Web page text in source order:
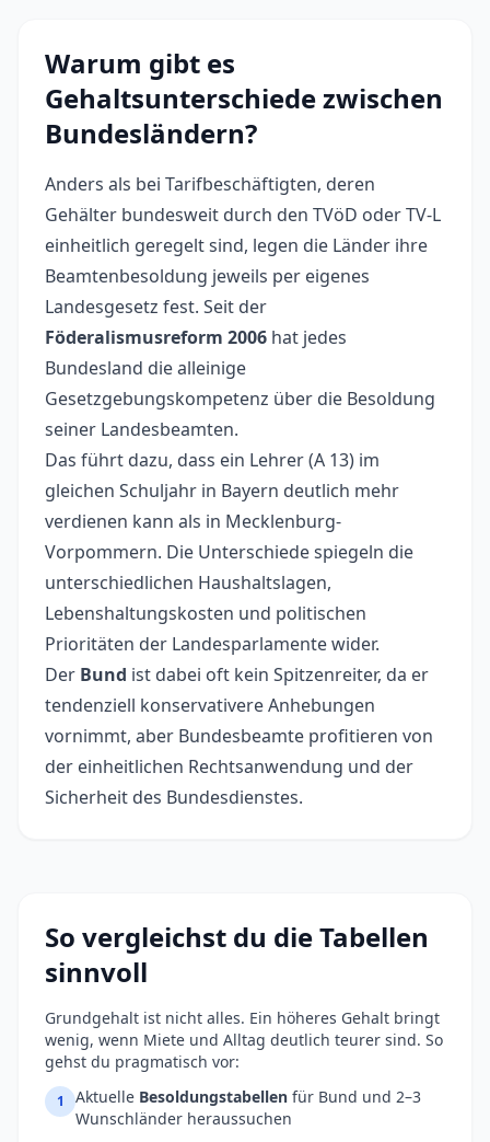
Warum gibt es
Gehaltsunterschiede zwischen
Bundesländern?
Anders als bei Tarifbeschäftigten, deren
Gehälter bundesweit durch den TVöD oder TV-L
einheitlich geregelt sind, legen die Länder ihre
Beamtenbesoldung jeweils per eigenes
Landesgesetz fest. Seit der
Föderalismusreform 2006 hat jedes
Bundesland die alleinige
Gesetzgebungskompetenz über die Besoldung
seiner Landesbeamten.
Das führt dazu, dass ein Lehrer (A 13) im
gleichen Schuljahr in Bayern deutlich mehr
verdienen kann als in Mecklenburg-
Vorpommern. Die Unterschiede spiegeln die
unterschiedlichen Haushaltslagen,
Lebenshaltungskosten und politischen
Prioritäten der Landesparlamente wider.
Der Bund ist dabei oft kein Spitzenreiter, da er
tendenziell konservativere Anhebungen
vornimmt, aber Bundesbeamte profitieren von
der einheitlichen Rechtsanwendung und der
Sicherheit des Bundesdienstes.
So vergleichst du die Tabellen
sinnvoll
Grundgehalt ist nicht alles. Ein höheres Gehalt bringt
wenig, wenn Miete und Alltag deutlich teurer sind. So
gehst du pragmatisch vor:
1 Aktuelle Besoldungstabellen für Bund und 2–3
Wunschländer heraussuchen